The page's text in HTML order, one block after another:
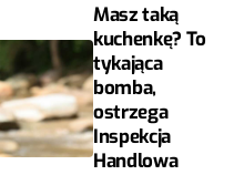
Masz taką
kuchenkę? To
tykająca
bomba,
ostrzega
Inspekcja
Handlowa